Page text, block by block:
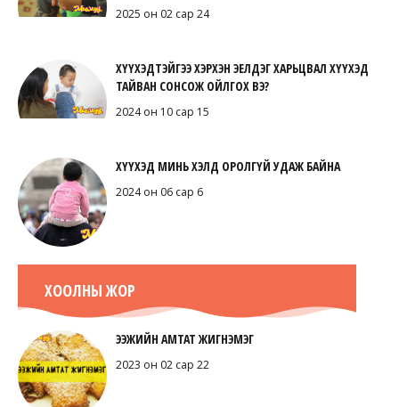
2025 он 02 сар 24
ХҮҮХЭДТЭЙГЭЭ ХЭРХЭН ЭЕЛДЭГ ХАРЬЦВАЛ ХҮҮХЭД
ТАЙВАН СОНСОЖ ОЙЛГОХ ВЭ?
2024 он 10 сар 15
ХҮҮХЭД МИНЬ ХЭЛД ОРОЛГҮЙ УДАЖ БАЙНА
2024 он 06 сар 6
ХООЛНЫ ЖОР
ЭЭЖИЙН АМТАТ ЖИГНЭМЭГ
2023 он 02 сар 22